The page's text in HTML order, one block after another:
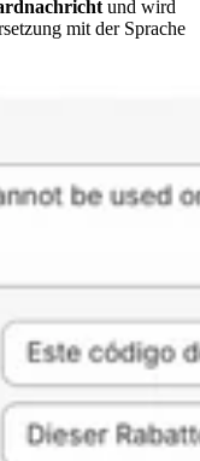
und wird
mit der Sprache